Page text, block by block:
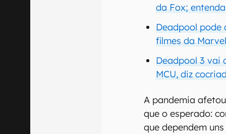
da Fox; entenda
Deadpool pode
filmes da
Deadpool 3 vai
MCU, diz
A pandemia
que o esperado:
que dependem